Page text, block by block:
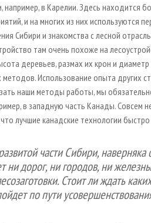
например, в Карелии. Здесь находится
и на многих из них используются
Сибири и знакомства с лесной
там очень похоже на
деревьев, размах их крон и
Использование опыта других
наши методы работы, мы
в западную часть Канады. Совсем
лучшие канадские технологии
части Сибири,
ни дорог, ни городов, ни
Стоит ли ждать
по пути